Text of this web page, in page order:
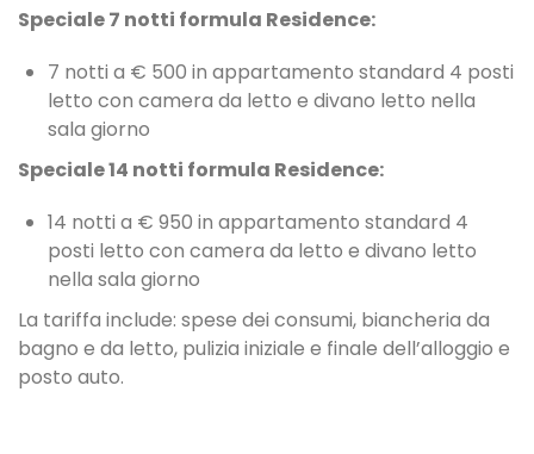
Speciale 7 notti formula Residence:
7 notti a € 500 in appartamento standard 4 posti
letto con camera da letto e divano letto nella
sala giorno
Speciale 14 notti formula Residence:
14 notti a € 950 in appartamento standard 4
posti letto con camera da letto e divano letto
nella sala giorno
La tariffa include: spese dei consumi, biancheria da
bagno e da letto, pulizia iniziale e finale dell’alloggio e
posto auto.